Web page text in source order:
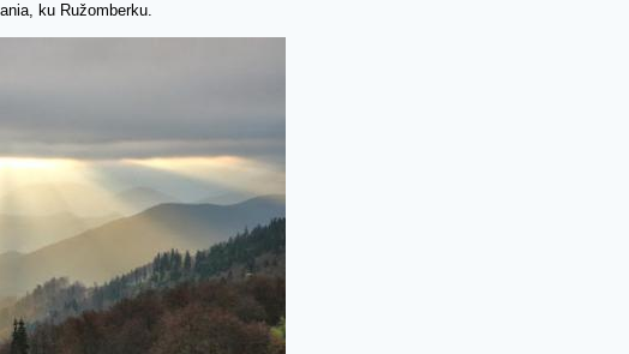
ku Ružomberku.